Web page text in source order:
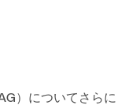
）についてさらに